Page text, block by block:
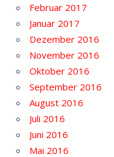
Februar 2017
Januar 2017
Dezember 2016
November 2016
Oktober 2016
September 2016
August 2016
Juli 2016
Juni 2016
Mai 2016